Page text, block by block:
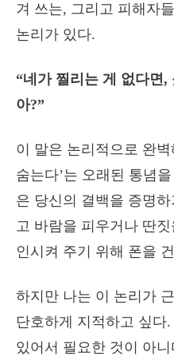
겨 쓰는, 그리고 피해자
논리가 있다.
“네가 찔리는 게 없다면
아?”
이 말은 논리적으로 완벽
숨는다’는 오래된 통념
은 당신의 결백을 증명
고 바람을 피우거나 딴
인시켜 주기 위해 폰을
하지만 나는 이 논리가
단호하게 지적하고 싶다
있어서 필요한 것이 아